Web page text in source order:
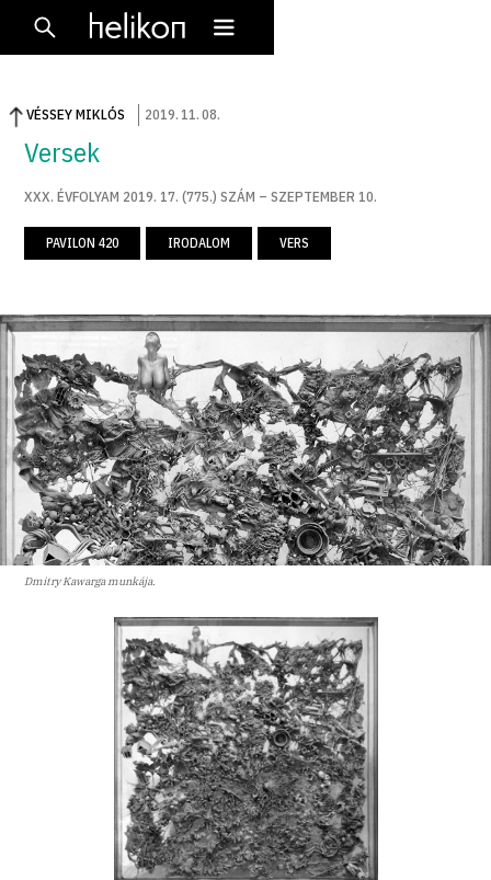
VÉSSEY MIKLÓS 2019. 11.08.
Versek
XXX. ÉVFOLYAM 2019. 17. (775.) SZÁM – SZEPTEMBER 10.
PAVILON 420 IRODALOM VERS
Dmitry Kawarga munkája.